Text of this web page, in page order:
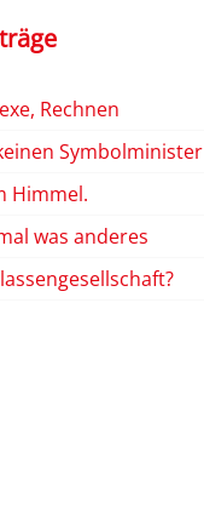
Rechnen
Symbolminister
Himmel.
was anderes